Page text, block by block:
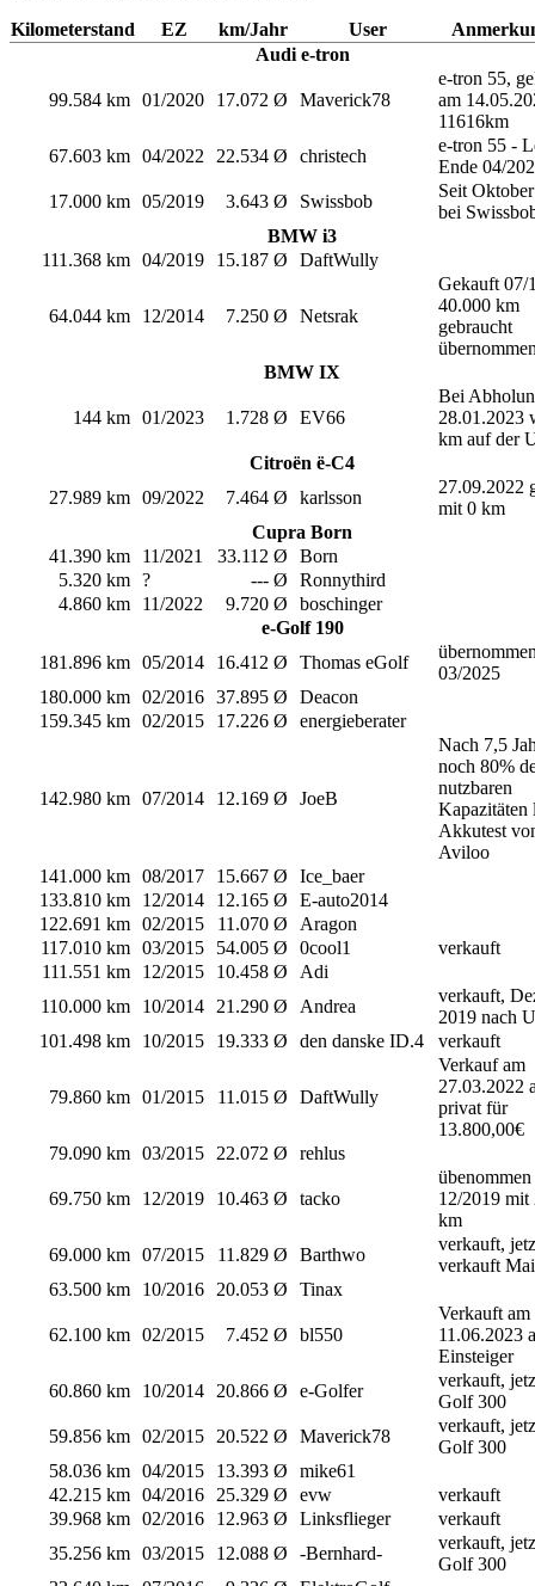
Kilometerstand EZ km/Jahr User
Audi e-tron
99.584 km 01/2020 17.072 Ø Maverick78
e-tron 55,
am
11616km
67.603 km 04/2022 22.534 Ø christech
e-tron 55 -
Ende 04/
17.000 km 05/2019 3.643 Ø Swissbob
Seit
bei
BMW i3
111.368 km 04/2019 15.187 Ø DaftWully
64.044 km 12/2014 7.250 Ø Netsrak
Gekauft 07/
40.000 km
gebraucht
BMW IX
144 km 01/2023 1.728 Ø EV66
Bei
28.01.2023
km auf der
Citroën ë-C4
27.989 km 09/2022 7.464 Ø karlsson
27.09.2022
mit 0 km
Cupra Born
41.390 km
11/2021 33.112 Ø
Born
5.320 km ? --- Ø
Ronnythird
4.860 km
11/2022 9.720 Ø
boschinger
e-Golf 190
181.896 km 05/2014 16.412 Ø Thomas eGolf
03/2025
180.000 km 02/2016 37.895 Ø
Deacon
159.345 km 02/2015 17.226 Ø energieberater
142.980 km 07/2014 12.169 Ø JoeB
Nach 7,5
noch 80%
nutzbaren
Kapazitäten
Akkutest
Aviloo
141.000 km 08/2017 15.667 Ø
Ice_baer
133.810 km
12/2014 12.165 Ø
E-auto2014
122.691 km 02/2015 11.070 Ø
Aragon
117.010 km 03/2015 54.005 Ø 0cool1
verkauft
111.551 km
12/2015 10.458 Ø
Adi
110.000 km
10/2014 21.290 Ø Andrea
verkauft,
2019 nach
101.498 km
10/2015 19.333 Ø den danske ID.4 verkauft
79.860 km 01/2015 11.015 Ø DaftWully
Verkauf am
27.03.2022
privat für
13.800,00€
79.090 km 03/2015 22.072 Ø rehlus
69.750 km 12/2019 10.463 Ø tacko
übenommen
12/2019 mit
km
69.000 km 07/2015 11.829 Ø Barthwo
verkauft,
verkauft
63.500 km
10/2016 20.053 Ø Tinax
62.100 km 02/2015 7.452 Ø bl550
Verkauft am
11.06.2023
Einsteiger
60.860 km
10/2014 20.866 Ø e-Golfer
verkauft,
Golf 300
59.856 km 02/2015 20.522 Ø Maverick78
verkauft,
Golf 300
58.036 km 04/2015 13.393 Ø
mike61
42.215 km 04/2016 25.329 Ø evw
verkauft
39.968 km 02/2016 12.963 Ø Linksflieger
verkauft
35.256 km 03/2015 12.088 Ø -Bernhard-
verkauft,
Golf 300